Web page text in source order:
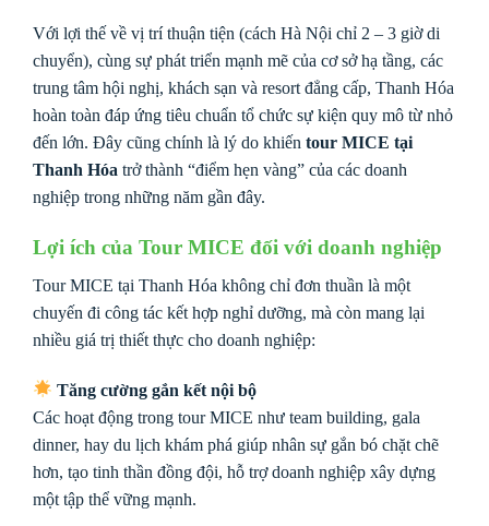
Với lợi thế về vị trí thuận tiện (cách Hà Nội chỉ 2 – 3 giờ di
chuyển), cùng sự phát triển mạnh mẽ của cơ sở hạ tầng, các
trung tâm hội nghị, khách sạn và resort đẳng cấp, Thanh Hóa
hoàn toàn đáp ứng tiêu chuẩn tổ chức sự kiện quy mô từ nhỏ
đến lớn. Đây cũng chính là lý do khiến tour MICE tại
Thanh Hóa trở thành “điểm hẹn vàng” của các doanh
nghiệp trong những năm gần đây.
Lợi ích của Tour MICE đối với doanh nghiệp
Tour MICE tại Thanh Hóa không chỉ đơn thuần là một
chuyến đi công tác kết hợp nghỉ dưỡng, mà còn mang lại
nhiều giá trị thiết thực cho doanh nghiệp:
Tăng cường gắn kết nội bộ
Các hoạt động trong tour MICE như team building, gala
dinner, hay du lịch khám phá giúp nhân sự gắn bó chặt chẽ
hơn, tạo tinh thần đồng đội, hỗ trợ doanh nghiệp xây dựng
một tập thể vững mạnh.